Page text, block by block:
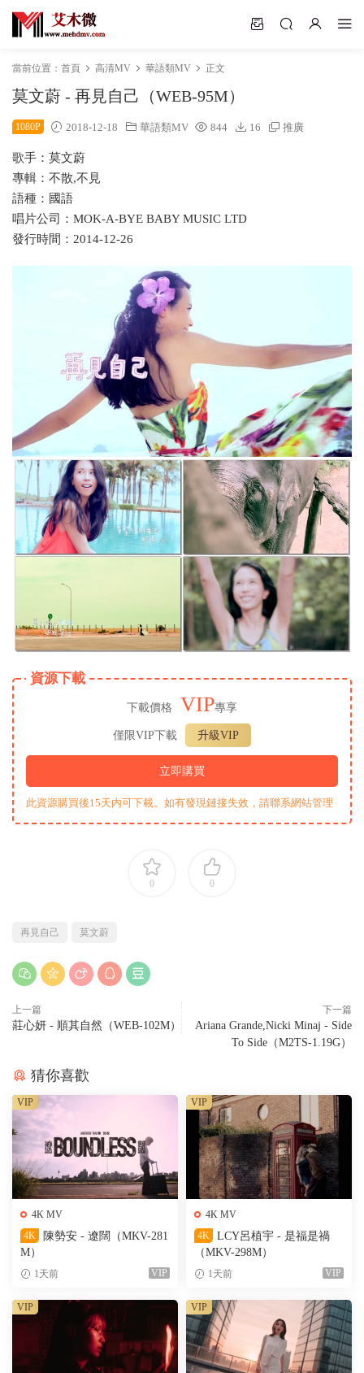
當前位置： 首頁 高清MV 華語類MV 正文
莫文蔚 - 再見自己（WEB-95M）
1080P 2018-12-18 華語類MV 844 16 推廣
歌手：莫文蔚
專輯：不散,不見
語種：國語
唱片公司：MOK-A-BYE BABY MUSIC LTD
發行時間：2014-12-26
資源下載
下載價格 VIP專享
僅限VIP下載 升級VIP
立即購買
此資源購買後15天内可下載。如有發現鏈接失效，請聯系網站管理
0 0
再見自己 莫文蔚
上一篇
莊心妍 - 順其自然（WEB-102M）
下一篇
Ariana Grande,Nicki Minaj - Side
To Side（M2TS-1.19G）
猜你喜歡
4K MV
4K
陳勢安 - 遼闊（MKV-281
M）
1天前 VIP
VIP
4K MV
4K
LCY呂植宇 - 是福是禍
（MKV-298M）
1天前 VIP
VIP
VIP VIP